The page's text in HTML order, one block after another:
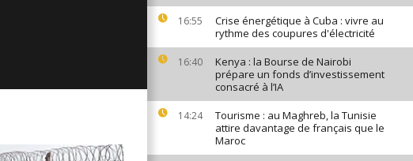
16:55
Crise énergétique à Cuba : vivre au
rythme des coupures d'électricité
16:40
Kenya : la Bourse de Nairobi
prépare un fonds d’investissement
consacré à l’IA
14:24
Tourisme : au Maghreb, la Tunisie
attire davantage de français que le
Maroc